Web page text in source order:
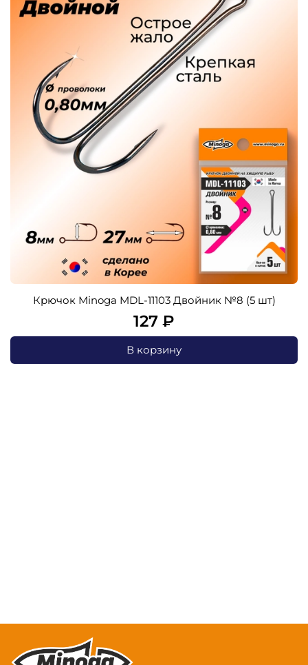
Крючок Minoga MDL-11103 Двойник №8 (5 шт)
127 ₽
В корзину